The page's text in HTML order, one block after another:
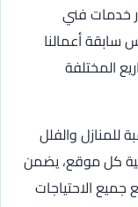
خدمات فني
سابقة أعمالنا
المختلفة
للمنازل والفلل
كل موقع، يضمن
جميع الاحتياجات